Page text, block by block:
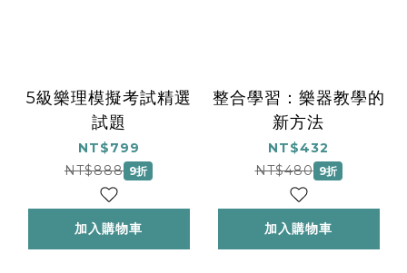
5級樂理模擬考試精選
試題
NT$799
NT$888 9折
加入購物車
整合學習：樂器教學的
新方法
NT$432
NT$480 9折
加入購物車